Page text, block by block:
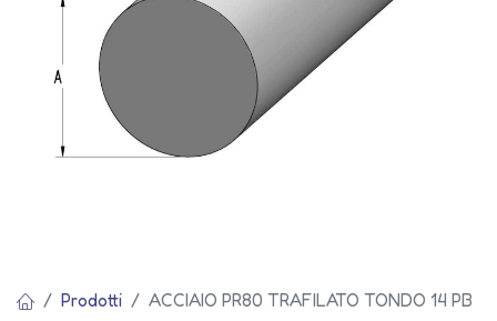
Prodotti ACCIAIO PR80 TRAFILATO TONDO 14 PB